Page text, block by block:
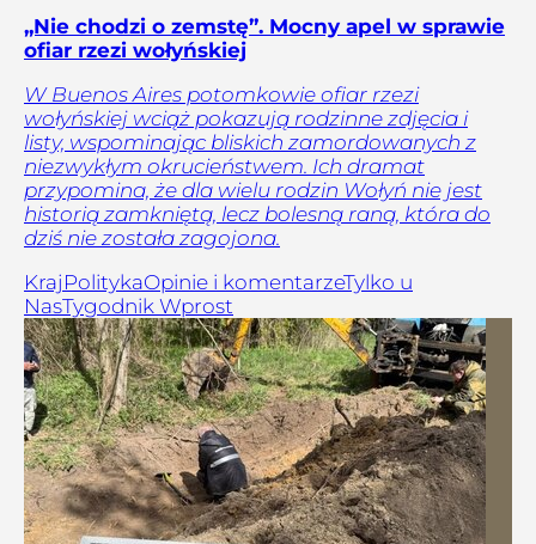
„Nie chodzi o zemstę”. Mocny apel w sprawie
ofiar rzezi wołyńskiej
W Buenos Aires potomkowie ofiar rzezi
wołyńskiej wciąż pokazują rodzinne zdjęcia i
listy, wspominając bliskich zamordowanych z
niezwykłym okrucieństwem. Ich dramat
przypomina, że dla wielu rodzin Wołyń nie jest
historią zamkniętą, lecz bolesną raną, która do
dziś nie została zagojona.
Kraj PolitykaOpinie i komentarzeTylko u
NasTygodnik Wprost